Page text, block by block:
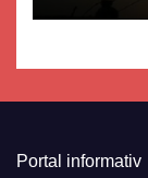
Portal informativ